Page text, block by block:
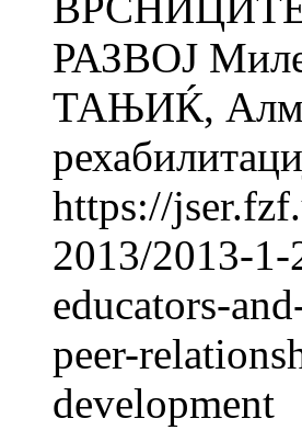
РАЗВОЈ
ТАЊИЌ,
https://
2013/2013-
educators-
peer-
development